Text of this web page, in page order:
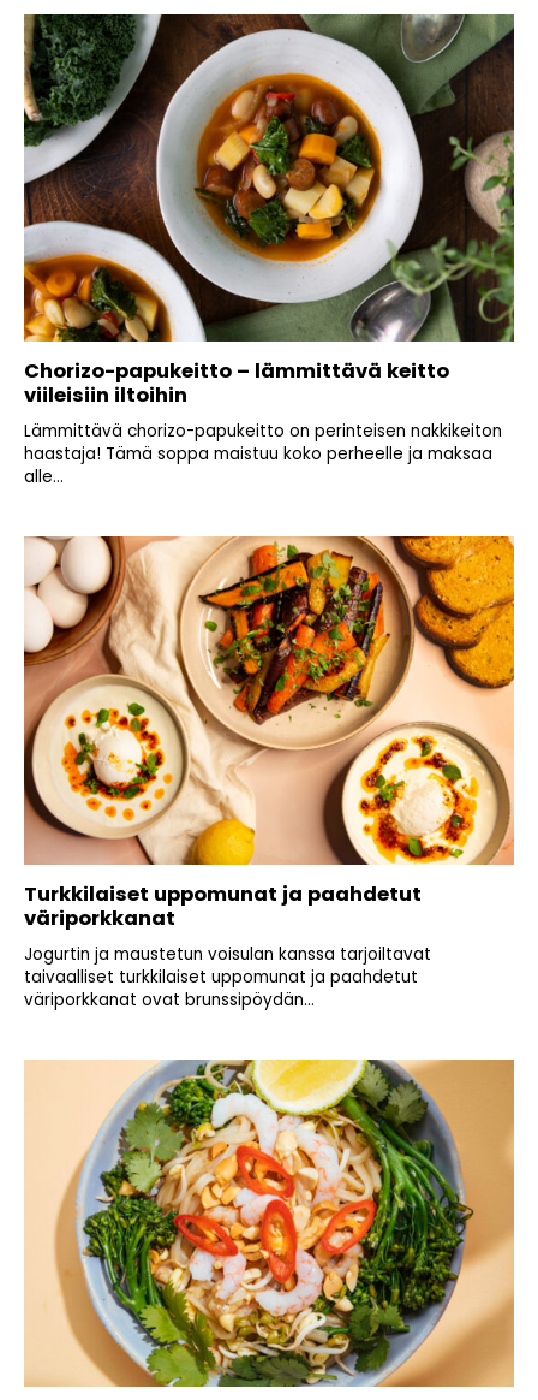
Chorizo-papukeitto – lämmittävä keitto
viileisiin iltoihin
Lämmittävä chorizo-papukeitto on perinteisen nakkikeiton
haastaja! Tämä soppa maistuu koko perheelle ja maksaa
alle...
Turkkilaiset uppomunat ja paahdetut
väriporkkanat
Jogurtin ja maustetun voisulan kanssa tarjoiltavat
taivaalliset turkkilaiset uppomunat ja paahdetut
väriporkkanat ovat brunssipöydän...